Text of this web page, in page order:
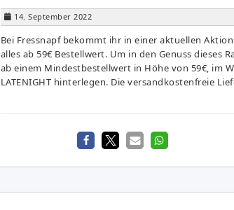
14. September 2022
Bei Fressnapf bekommt ihr in einer aktuellen
alles ab 59€ Bestellwert. Um in den Genuss dieses
ab einem Mindestbestellwert in Höhe von 59€, im
LATENIGHT hinterlegen. Die versandkostenfreie